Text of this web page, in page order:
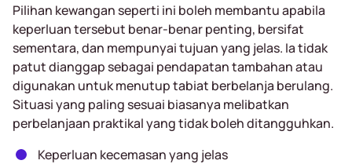
Pilihan kewangan seperti ini boleh membantu apabila
keperluan tersebut benar-benar penting, bersifat
sementara, dan mempunyai tujuan yang jelas. Ia tidak
patut dianggap sebagai pendapatan tambahan atau
digunakan untuk menutup tabiat berbelanja berulang.
Situasi yang paling sesuai biasanya melibatkan
perbelanjaan praktikal yang tidak boleh ditangguhkan.
Keperluan kecemasan yang jelas